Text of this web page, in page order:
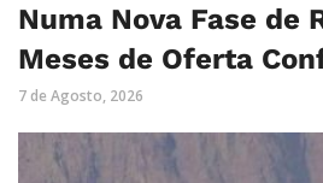
Numa Nova Fase de
Meses de Oferta
7 de Agosto, 2026